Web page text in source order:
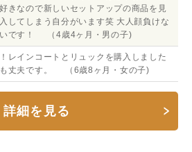
きなので新しいセットアップの商品を見
してしまう自分がいます笑 大人顔負けな
いです！ （4歳4ヶ月・男の子)
レインコートとリュックを購入しました
も丈夫です。 （6歳8ヶ月・女の子)
詳細を見る